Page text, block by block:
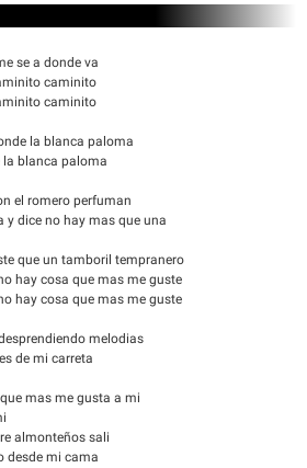
se a donde va
caminito
caminito
la blanca paloma
la blanca paloma
el romero perfuman
y dice no hay mas que una
que un tamboril tempranero
hay cosa que mas me guste
hay cosa que mas me guste
melodias
de mi carreta
mas me gusta a mi
almonteños sali
desde mi cama